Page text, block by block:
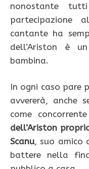
nonostante
cantante ha
dell’Ariston è
bambina.
In ogni caso pare
avvererà, anche
come concorrente
dell’Ariston
Scanu, suo amico
battere nella